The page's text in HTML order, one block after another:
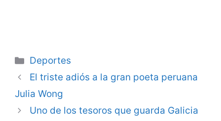
Categorie
Deportes
El triste adiós a la gran poeta peruana
Julia Wong
Uno de los tesoros que guarda Galicia